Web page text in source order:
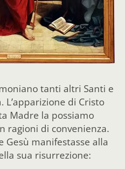
tanti altri Santi e
L’apparizione di Cristo
Madre la possiamo
ragioni di convenienza.
Gesù manifestasse alla
sua risurrezione: